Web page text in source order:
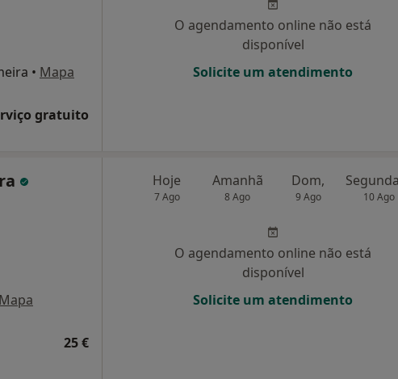
• Mapa
gratuito
O agendamento online não está
disponível
Solicite um atendimento
Mapa
25 €
Hoje
7 Ago
Amanhã
8 Ago
Dom,
9 Ago 10 Ago
O agendamento online não está
disponível
Solicite um atendimento